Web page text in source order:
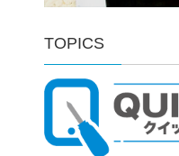
TOPICS